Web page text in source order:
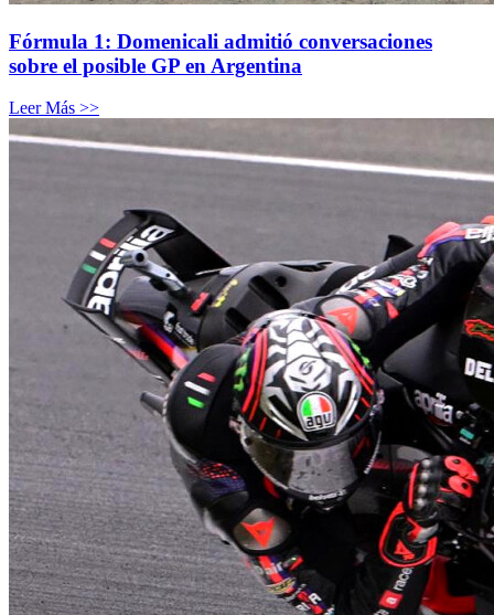
Fórmula 1: Domenicali admitió conversaciones
sobre el posible GP en Argentina
Leer Más >>